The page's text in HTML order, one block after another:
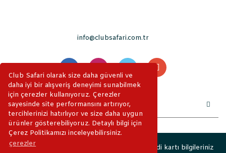
Club Safari olarak size daha güvenli ve
daha iyi bir alışveriş deneyimi sunabilmek
için çerezler kullanıyoruz. Çerezler
sayesinde site performansını artırıyor,
tercihlerinizi hatırlıyor ve size daha uygun
ürünler gösterebiliyoruz. Detaylı bilgi için
Çerez Politikamızı inceleyebilirsiniz.
çerezler
info@clubsafari.com.tr
2019 © ClubSafari. Tüm Hakları Saklıdır. Kredi kartı bilgileriniz